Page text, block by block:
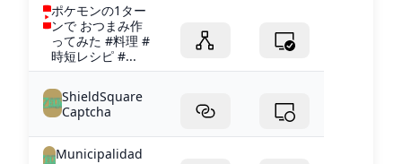
ポケモンの1ター
ンで おつまみ作
ってみた #料理 #
時短レシピ #...
ShieldSquare
Captcha
Municipalidad